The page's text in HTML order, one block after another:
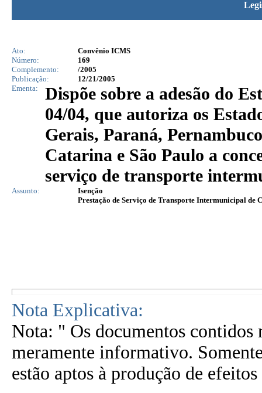
Ato:
Convênio ICMS
Número:
169
Complemento:
/2005
Publicação:
12/21/2005
Ementa:
Dispõe sobre a adesão do
04/04, que autoriza os
Gerais, Paraná,
Catarina e São Paulo a
serviço de transporte
Assunto:
Isenção
Prestação de Serviço de Transporte Intermunicipal de
Nota Explicativa:
Nota: " Os documentos contidos
meramente informativo.
estão aptos à produção de